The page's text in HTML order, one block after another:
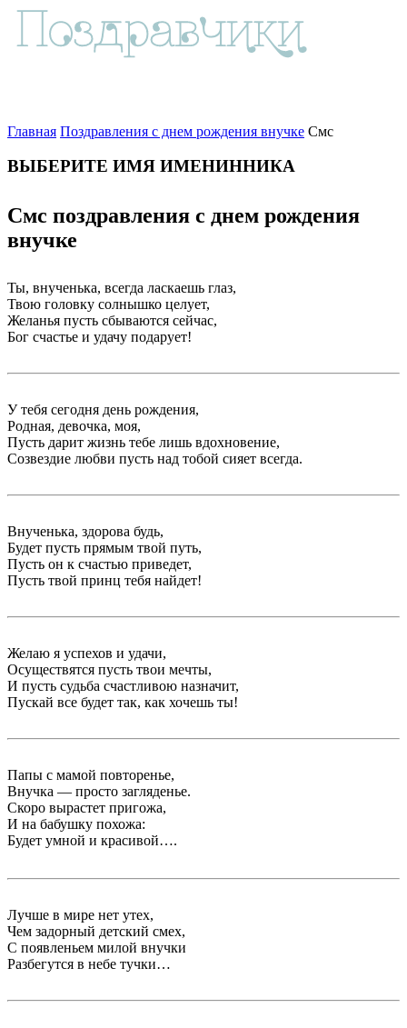
Главная Поздравления с днем рождения внучке Смс
ВЫБЕРИТЕ ИМЯ ИМЕНИННИКА
Смс поздравления с днем рождения
внучке
Ты, внученька, всегда ласкаешь глаз,
Твою головку солнышко целует,
Желанья пусть сбываются сейчас,
Бог счастье и удачу подарует!
У тебя сегодня день рождения,
Родная, девочка, моя,
Пусть дарит жизнь тебе лишь вдохновение,
Созвездие любви пусть над тобой сияет всегда.
Внученька, здорова будь,
Будет пусть прямым твой путь,
Пусть он к счастью приведет,
Пусть твой принц тебя найдет!
Желаю я успехов и удачи,
Осуществятся пусть твои мечты,
И пусть судьба счастливою назначит,
Пускай все будет так, как хочешь ты!
Папы с мамой повторенье,
Внучка — просто загляденье.
Скоро вырастет пригожа,
И на бабушку похожа:
Будет умной и красивой….
Лучше в мире нет утех,
Чем задорный детский смех,
С появленьем милой внучки
Разбегутся в небе тучки…